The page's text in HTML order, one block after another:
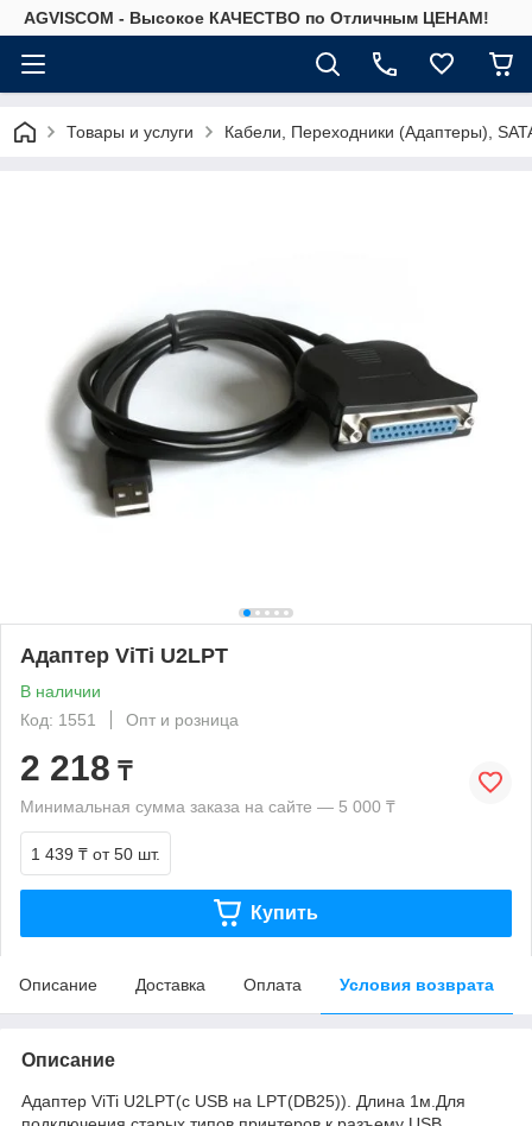
AGVISCOM - Высокое КАЧЕСТВО по Отличным ЦЕНАМ!
Товары и услуги Кабели, Переходники (Адаптеры),
Адаптер ViTi U2LPT
В наличии
Код: 1551
Опт и розница
2 218 ₸
Минимальная сумма заказа на сайте — 5 000 ₸
1 439 ₸ от 50 шт.
Купить
Описание Доставка Оплата Условия возврата
Описание
Адаптер ViTi U2LPT(с USB на LPT(DB25)). Длина 1м.Для